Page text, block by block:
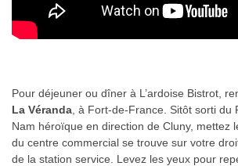
Pour déjeuner ou dîner à L’ardoise Bistrot,
La Véranda , à Fort-de-France. Sitôt sorti du
Nam héroïque en direction de Cluny, mettez
du centre commercial se trouve sur votre
de la station service. Levez les yeux pour